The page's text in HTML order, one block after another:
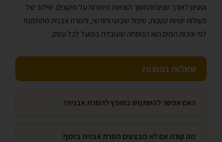
וטעים לאורך שנים ותחסוך הוצאות מיותרות על תיקונים. שילוב של
פעולות יומיות קטנות, טיפול שבועי וחודשי, והסרת אבנית מתוזמנת
לפי איכות המים הוא הנוסחה שעובדת בפועל לכל עסק.
שאלות נפוצות
האם אפשר להשתמש בחומץ להסרת אבנית?
מה קורה אם לא מבצעים הסרת אבנית בזמן?